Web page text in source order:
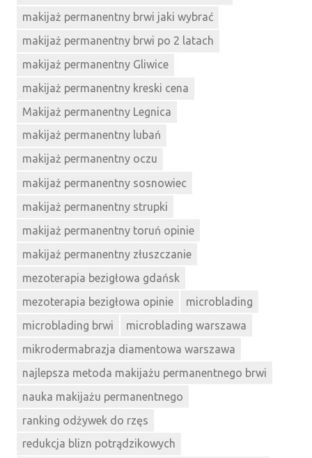
makijaż permanentny brwi jaki wybrać
makijaż permanentny brwi po 2 latach
makijaż permanentny Gliwice
makijaż permanentny kreski cena
Makijaż permanentny Legnica
makijaż permanentny lubań
makijaż permanentny oczu
makijaż permanentny sosnowiec
makijaż permanentny strupki
makijaż permanentny toruń opinie
makijaż permanentny złuszczanie
mezoterapia bezigłowa gdańsk
mezoterapia bezigłowa opinie
microblading
microblading brwi
microblading warszawa
mikrodermabrazja diamentowa warszawa
najlepsza metoda makijażu permanentnego brwi
nauka makijażu permanentnego
ranking odżywek do rzęs
redukcja blizn potrądzikowych